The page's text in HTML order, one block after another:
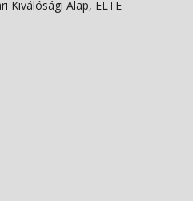
Kiválósági Alap, ELTE